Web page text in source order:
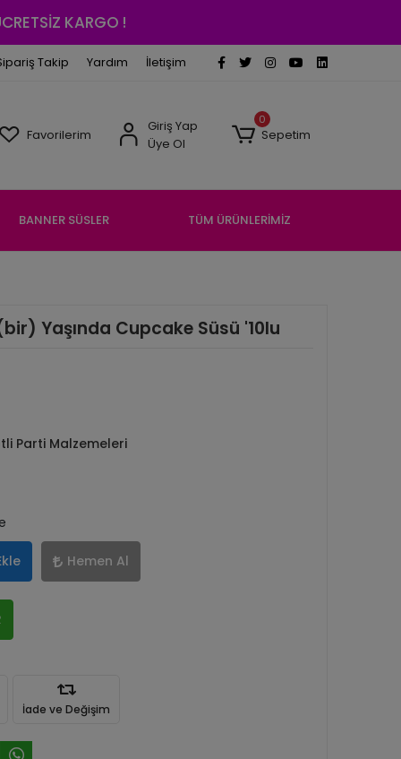
KARGO !
Takip Yardım İletişim
Favorilerim
Giriş Yap
Üye Ol
0
Sepetim
BANNER SÜSLER TÜM ÜRÜNLERİMİZ
Yaşında Cupcake Süsü '10lu
Parti Malzemeleri
Hemen Al
İade ve Değişim